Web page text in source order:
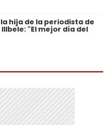
hija de la periodista de
"El mejor día del